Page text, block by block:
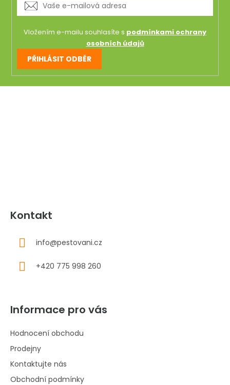
Vložením e-mailu souhlasíte s podmínkami ochrany
osobních údajů
PŘIHLÁSIT ODBĚR
Z
Kontakt
info@pestovani.cz
+420 775 998 260
Informace pro vás
Hodnocení obchodu
Prodejny
Kontaktujte nás
Obchodní podmínky